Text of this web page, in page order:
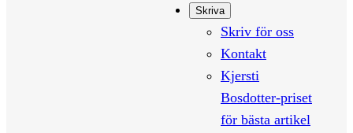
Skriva
Skriv för oss
Kontakt
Kjersti
Bosdotter-priset
för bästa artikel